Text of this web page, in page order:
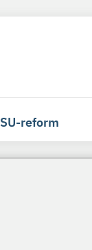
SU-reform